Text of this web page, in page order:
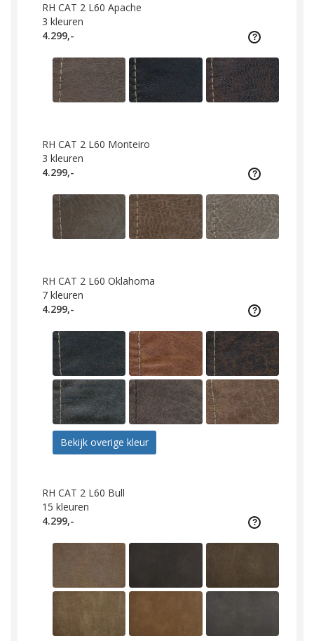
RH CAT 2 L60 Apache
3 kleuren
4.299,-
RH CAT 2 L60 Monteiro
3 kleuren
4.299,-
RH CAT 2 L60 Oklahoma
7 kleuren
4.299,-
Bekijk overige kleur
RH CAT 2 L60 Bull
15 kleuren
4.299,-